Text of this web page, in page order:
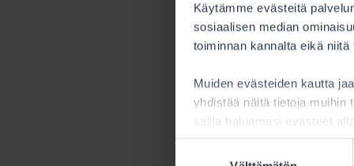
Käytämme evästeitä
sosiaalisen median
toiminnan kannalta eikä
Muiden evästeiden kautta
yhdistää näitä tietoja muihin
sallia haluamasi evästeet